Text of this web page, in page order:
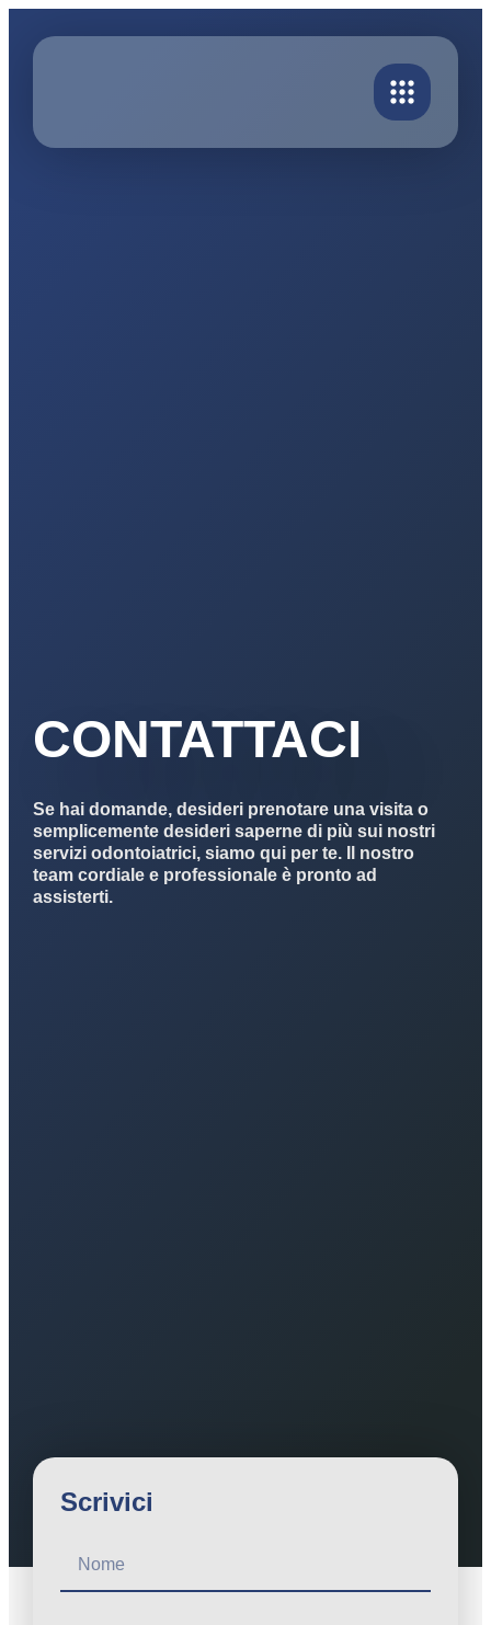
CONTATTACI
Se hai domande, desideri prenotare una visita o
semplicemente desideri saperne di più sui nostri
servizi odontoiatrici, siamo qui per te. Il nostro
team cordiale e professionale è pronto ad
assisterti.
Scrivici